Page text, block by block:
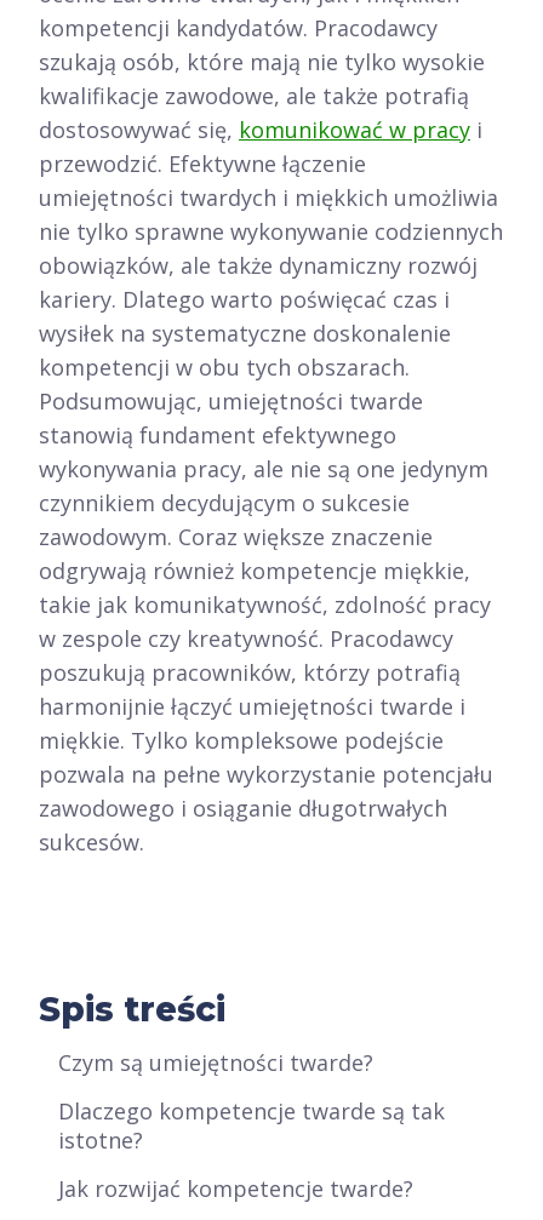
kompetencji kandydatów. Pracodawcy
szukają osób, które mają nie tylko wysokie
kwalifikacje zawodowe, ale także potrafią
dostosowywać się, komunikować w pracy i
przewodzić. Efektywne łączenie
umiejętności twardych i miękkich umożliwia
nie tylko sprawne wykonywanie codziennych
obowiązków, ale także dynamiczny rozwój
kariery. Dlatego warto poświęcać czas i
wysiłek na systematyczne doskonalenie
kompetencji w obu tych obszarach.
Podsumowując, umiejętności twarde
stanowią fundament efektywnego
wykonywania pracy, ale nie są one jedynym
czynnikiem decydującym o sukcesie
zawodowym. Coraz większe znaczenie
odgrywają również kompetencje miękkie,
takie jak komunikatywność, zdolność pracy
w zespole czy kreatywność. Pracodawcy
poszukują pracowników, którzy potrafią
harmonijnie łączyć umiejętności twarde i
miękkie. Tylko kompleksowe podejście
pozwala na pełne wykorzystanie potencjału
zawodowego i osiąganie długotrwałych
sukcesów.
Spis treści
Czym są umiejętności twarde?
Dlaczego kompetencje twarde są tak
istotne?
Jak rozwijać kompetencje twarde?